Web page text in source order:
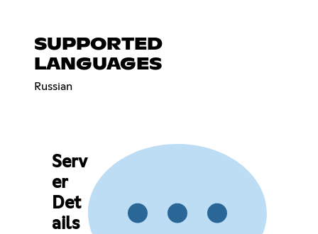
SUPPORTED
LANGUAGES
Russian
Serv
er
Det
ails